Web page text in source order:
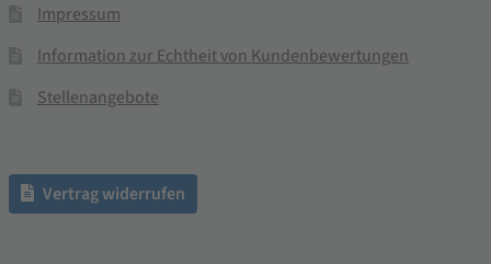
Impressum
Information zur Echtheit von Kundenbewertungen
Stellenangebote
Vertrag widerrufen